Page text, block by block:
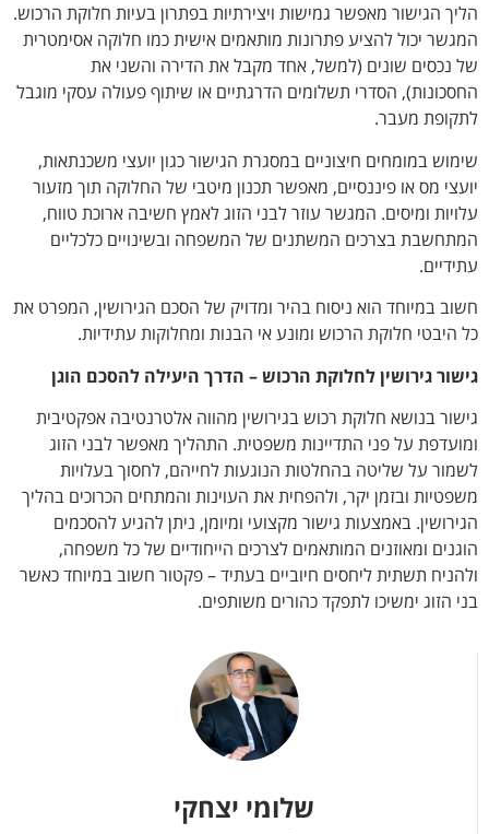
הליך הגישור מאפשר גמישות ויצירתיות בפתרון בעיות חלוקת הרכוש.
המגשר יכול להציע פתרונות מותאמים אישית כמו חלוקה אסימטרית
של נכסים שונים (למשל, אחד מקבל את הדירה והשני את
החסכונות), הסדרי תשלומים הדרגתיים או שיתוף פעולה עסקי מוגבל
לתקופת מעבר.
שימוש במומחים חיצוניים במסגרת הגישור כגון יועצי משכנתאות,
יועצי מס או פיננסיים, מאפשר תכנון מיטבי של החלוקה תוך מזעור
עלויות ומיסים. המגשר עוזר לבני הזוג לאמץ חשיבה ארוכת טווח,
המתחשבת בצרכים המשתנים של המשפחה ובשינויים כלכליים
עתידיים.
חשוב במיוחד הוא ניסוח בהיר ומדויק של הסכם הגירושין, המפרט את
כל היבטי חלוקת הרכוש ומונע אי הבנות ומחלוקות עתידיות.
גישור גירושין לחלוקת הרכוש – הדרך היעילה להסכם הוגן
גישור בנושא חלוקת רכוש בגירושין מהווה אלטרנטיבה אפקטיבית
ומועדפת על פני התדיינות משפטית. התהליך מאפשר לבני הזוג
לשמור על שליטה בהחלטות הנוגעות לחייהם, לחסוך בעלויות
משפטיות ובזמן יקר, ולהפחית את העוינות והמתחים הכרוכים בהליך
הגירושין. באמצעות גישור מקצועי ומיומן, ניתן להגיע להסכמים
הוגנים ומאוזנים המותאמים לצרכים הייחודיים של כל משפחה,
ולהניח תשתית ליחסים חיוביים בעתיד – פקטור חשוב במיוחד כאשר
בני הזוג ימשיכו לתפקד כהורים משותפים.
שלומי יצחקי